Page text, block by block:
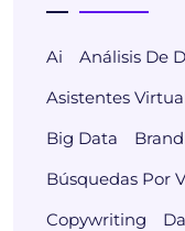
Ai Análisis De
Asistentes
Big Data
Búsquedas Por
Copywriting